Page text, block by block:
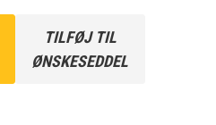
TILFØJ TIL
ØNSKESEDDEL